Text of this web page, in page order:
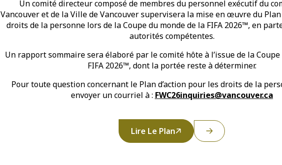
Un comité directeur composé de membres du personnel exécutif du
Vancouver et de la Ville de Vancouver supervisera la mise en œuvre du Plan
droits de la personne lors de la Coupe du monde de la FIFA 2026™, en
autorités compétentes.
Un rapport sommaire sera élaboré par le comité hôte à l’issue de la
FIFA 2026™, dont la portée reste à déterminer.
Pour toute question concernant le Plan d’action pour les droits de la
envoyer un courriel à : FWC26inquiries@vancouver.ca
Lire Le Plan